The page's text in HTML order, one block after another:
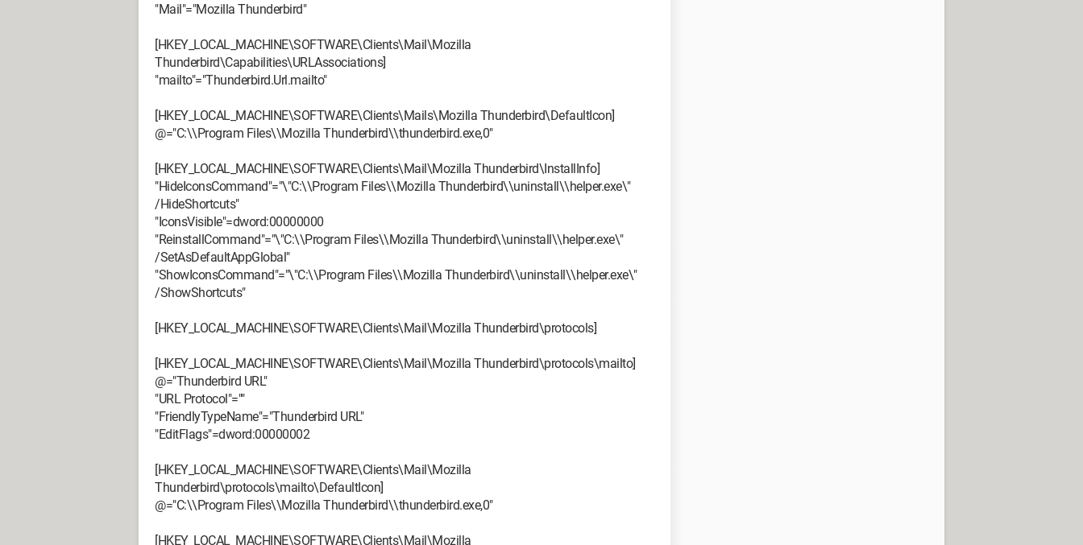
"Mail"="Mozilla Thunderbird"
[HKEY_LOCAL_MACHINE\SOFTWARE\Clients\Mail\Mozilla
Thunderbird\Capabilities\URLAssociations]
"mailto"="Thunderbird.Url.mailto"
[HKEY_LOCAL_MACHINE\SOFTWARE\Clients\Mails\Mozilla Thunderbird\DefaultIcon]
@="C:\\Program Files\\Mozilla Thunderbird\\thunderbird.exe,0"
[HKEY_LOCAL_MACHINE\SOFTWARE\Clients\Mail\Mozilla Thunderbird\InstallInfo]
"HideIconsCommand"="\"C:\\Program Files\\Mozilla Thunderbird\\uninstall\\helper.exe\"
/HideShortcuts"
"IconsVisible"=dword:00000000
"ReinstallCommand"="\"C:\\Program Files\\Mozilla Thunderbird\\uninstall\\helper.exe\"
/SetAsDefaultAppGlobal"
"ShowIconsCommand"="\"C:\\Program Files\\Mozilla Thunderbird\\uninstall\\helper.exe\"
/ShowShortcuts"
[HKEY_LOCAL_MACHINE\SOFTWARE\Clients\Mail\Mozilla Thunderbird\protocols]
[HKEY_LOCAL_MACHINE\SOFTWARE\Clients\Mail\Mozilla Thunderbird\protocols\mailto]
@="Thunderbird URL"
"URL Protocol"=""
"FriendlyTypeName"="Thunderbird URL"
"EditFlags"=dword:00000002
[HKEY_LOCAL_MACHINE\SOFTWARE\Clients\Mail\Mozilla
Thunderbird\protocols\mailto\DefaultIcon]
@="C:\\Program Files\\Mozilla Thunderbird\\thunderbird.exe,0"
[HKEY_LOCAL_MACHINE\SOFTWARE\Clients\Mail\Mozilla